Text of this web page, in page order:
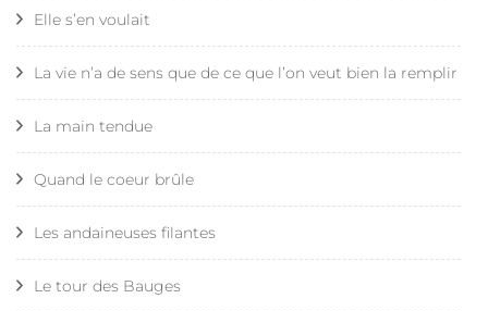
Elle s’en voulait
La vie n’a de sens que de ce que l’on veut bien la remplir
La main tendue
Quand le coeur brûle
Les andaineuses filantes
Le tour des Bauges